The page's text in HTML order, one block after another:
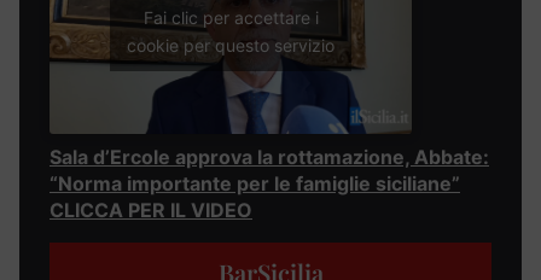
Fai clic per accettare i
cookie per questo servizio
Sala d’Ercole approva la rottamazione, Abbate:
“Norma importante per le famiglie siciliane”
CLICCA PER IL VIDEO
BarSicilia